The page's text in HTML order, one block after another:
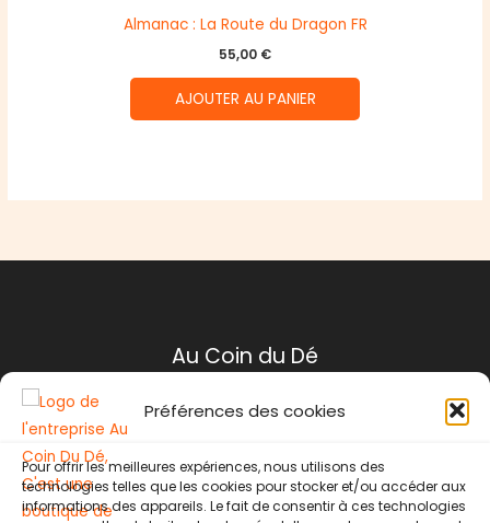
Préférences des cookies
Pour offrir les meilleures expériences, nous utilisons des
technologies telles que les cookies pour stocker et/ou accéder aux
informations des appareils. Le fait de consentir à ces technologies
Almanac : La Route du Dragon FR
55,00 €
AJOUTER AU PANIER
Au Coin du Dé
Conditions générales de ventes
Politique de retour
Contact